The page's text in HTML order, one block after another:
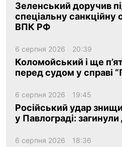
Зеленський доручив
спеціальну санкційну
ВПК РФ
6 серпня 2026 20:39
Коломойський і ще
перед судом у справі
6 серпня 2026 19:45
Російський удар
у Павлограді: загинули
6 серпня 2026 18:36